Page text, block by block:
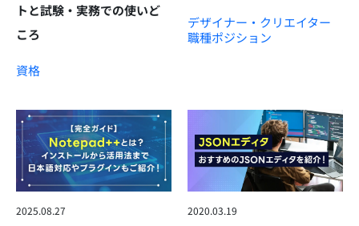
トと試験・実務での使いど
ころ
資格
デザイナー・クリエイター
職種ポジション
2025.08.27 2020.03.19